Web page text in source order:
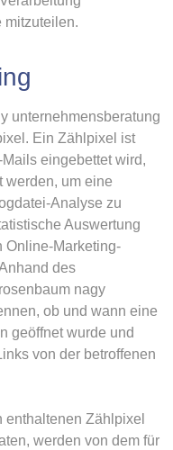
mitzuteilen.
unternehmensberatung
Ein Zählpixel ist
eingebettet wird,
werden, um eine
Analyse zu
Auswertung
Online-Marketing-
des
nagy
ob und wann eine
geöffnet wurde und
von der betroffenen
Zählpixel
werden von dem für